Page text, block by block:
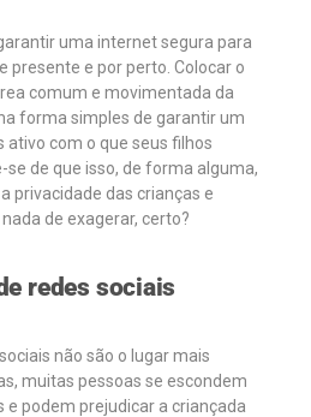
uma internet segura para
presente e por perto. Colocar o
comum e movimentada da
forma simples de garantir um
com o que seus filhos
de que isso, de forma alguma,
privacidade das crianças e
de exagerar, certo?
redes sociais
não são o lugar mais
muitas pessoas se escondem
podem prejudicar a criançada